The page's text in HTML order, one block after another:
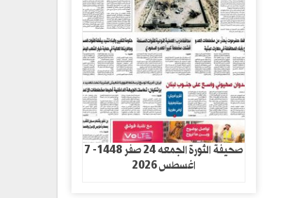
صحيفة الثورة الجمعه 24 صفر 1448- 7
اغسطس 2026